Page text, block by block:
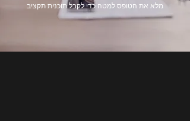
מלא את הטופס למטה כדי לקבל תוכנית תקציב